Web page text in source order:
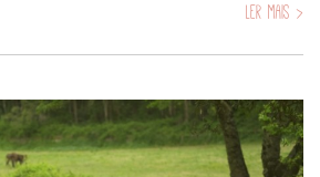
Ler mais >